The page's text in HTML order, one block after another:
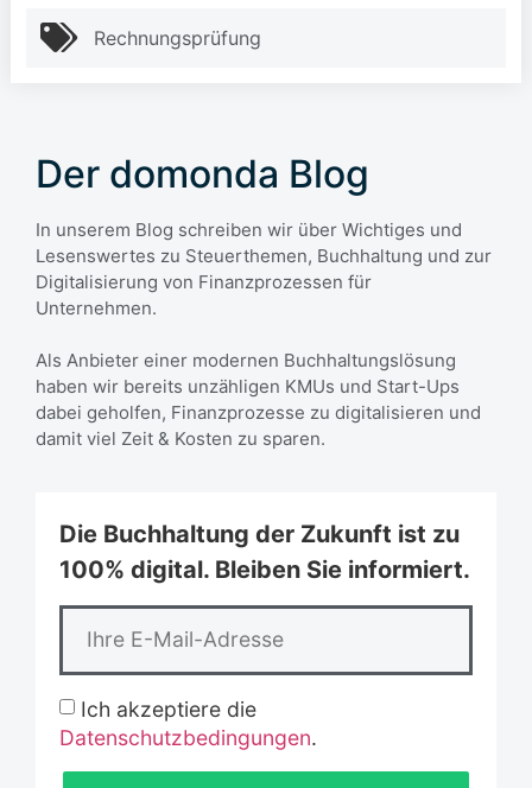
Rechnungsprüfung
Der domonda Blog
In unserem Blog schreiben wir über Wichtiges und
Lesenswertes zu Steuerthemen, Buchhaltung und zur
Digitalisierung von Finanzprozessen für
Unternehmen.
Als Anbieter einer modernen Buchhaltungslösung
haben wir bereits unzähligen KMUs und Start-Ups
dabei geholfen, Finanzprozesse zu digitalisieren und
damit viel Zeit & Kosten zu sparen.
Die Buchhaltung der Zukunft ist zu
100% digital. Bleiben Sie informiert.
Ich akzeptiere die
Datenschutzbedingungen.